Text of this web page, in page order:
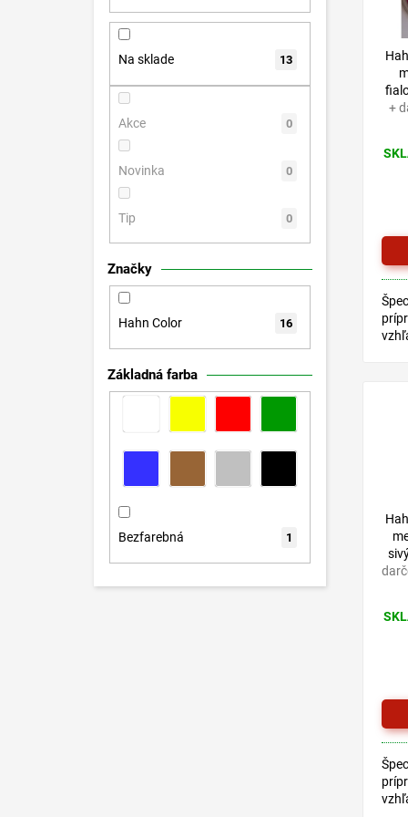
Na sklade 13
Akce 0
Novinka 0
Tip 0
Značky
Hahn Color 16
Základná farba
Bezfarebná 1
+